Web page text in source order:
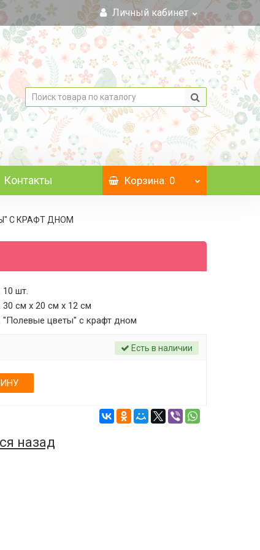
Личный кабинет
Контакты Корзина: 0
C КРАФТ ДНОМ
10 шт.
30 см х 20 см х 12 см
"Полевые цветы" c крафт дном
Есть в наличии
назад